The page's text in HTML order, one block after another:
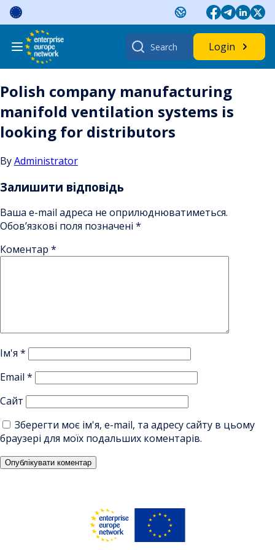
Skip
content
Search
for:
Login
Polish company manufacturing
manifold ventilation systems is
looking for distributors
ByAdministrator
Залишити відповідь
Ваша e-mail адреса не оприлюднюватиметься.
Обов’язкові поля позначені *
Коментар *
Ім'я *
Email *
Сайт
Зберегти моє ім'я, e-mail, та адресу сайту в цьому
браузері для моїх подальших коментарів.